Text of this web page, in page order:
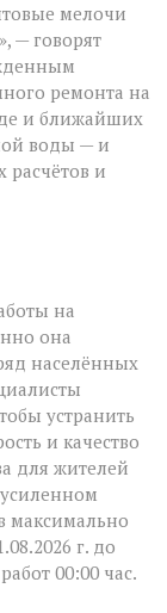
туда
в
—
мелочи
— говорят
ремонта на
и ближайших
воды — и
расчётов и
на
она
населённых
устранить
и качество
для жителей
максимально
г. до
00:00 час.